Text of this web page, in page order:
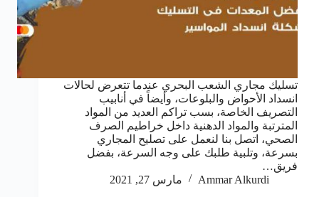
تسليك مجاري الشعب البحري عندما تتعرض لحالات
انسداد الأحواض والبلوعات، وأيضاً في أنابيب
التصريف الخاصة، بسب تراكم العديد من المواد
المترتبة والمواد الدهنية داخل خراطيم الصرف
الصحي، اتصل بنا لنعمل على تصليح المجاري
بسرعة، وتلبية طلبك على وجه السرعة، بفضل
فريق…
Ammar Alkurdi
مارس 27, 2021